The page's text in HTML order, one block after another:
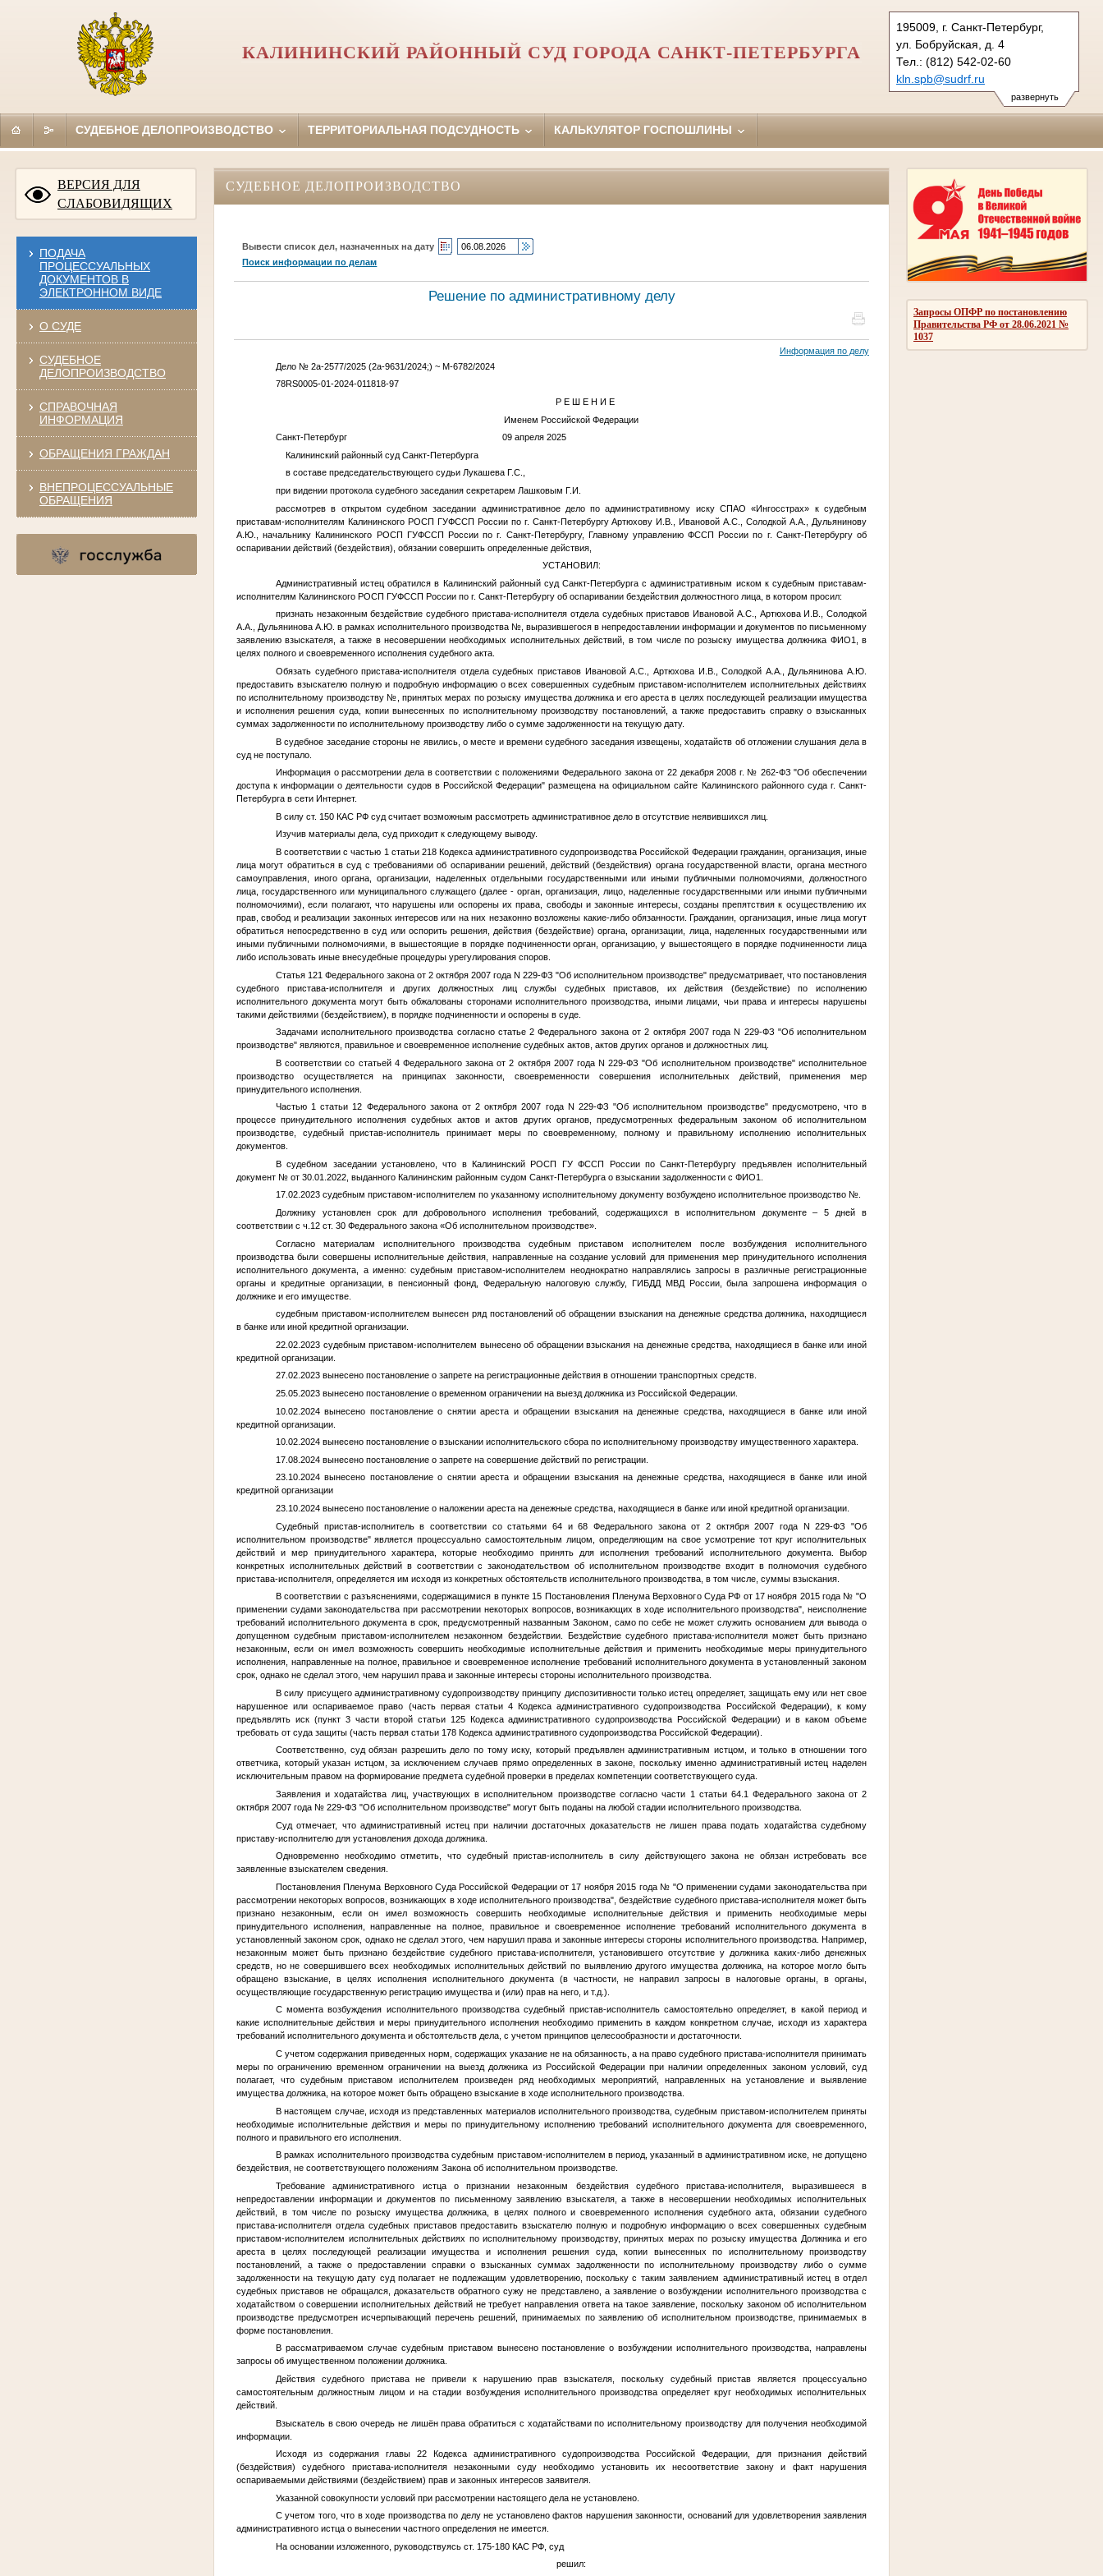
развернуть
195009, г. Санкт-Петербург,
ул. Бобруйская, д. 4
Тел.: (812) 542-02-60
kln.spb@sudrf.ru
показать на карте
КАЛИНИНСКИЙ РАЙОННЫЙ СУД ГОРОДА САНКТ-ПЕТЕРБУРГА
СУДЕБНОЕ ДЕЛОПРОИЗВОДСТВО ТЕРРИТОРИАЛЬНАЯ ПОДСУДНОСТЬ КАЛЬКУЛЯТОР ГОСПОШЛИНЫ
ВЕРСИЯ ДЛЯ
СЛАБОВИДЯЩИХ
ПОДАЧА
ПРОЦЕССУАЛЬНЫХ
ДОКУМЕНТОВ В
ЭЛЕКТРОННОМ ВИДЕ
О СУДЕ
СУДЕБНОЕ
ДЕЛОПРОИЗВОДСТВО
СПРАВОЧНАЯ
ИНФОРМАЦИЯ
ОБРАЩЕНИЯ ГРАЖДАН
ВНЕПРОЦЕССУАЛЬНЫЕ
ОБРАЩЕНИЯ
Запросы ОПФР по постановлению
Правительства РФ от 28.06.2021 №
1037
СУДЕБНОЕ ДЕЛОПРОИЗВОДСТВО
Вывести список дел, назначенных на дату
Поиск информации по делам
Решение по административному делу
Информация по делу
Дело № 2а-2577/2025 (2а-9631/2024;) ~ М-6782/2024
78RS0005-01-2024-011818-97
Р Е Ш Е Н И Е
Именем Российской Федерации
Санкт-Петербург 09 апреля 2025
Калининский районный суд Санкт-Петербурга
в составе председательствующего судьи Лукашева Г.С.,
при видении протокола судебного заседания секретарем Лашковым Г.И.
рассмотрев в открытом судебном заседании административное дело по административному иску СПАО «Ингосстрах» к судебным
приставам-исполнителям Калининского РОСП ГУФССП России по г. Санкт-ПетербургуАртюхову И.В. ,Ивановой А.С. ,Солодкой А.А.
Дульянинову
А.Ю.
, начальнику Калининского РОСП ГУФССП России по г. Санкт-Петербургу, Главному управлению ФССП России по г. Санкт-Петербургу об
оспаривании действий (бездействия), обязании совершить определенные действия,
УСТАНОВИЛ:
Административный истец обратился в Калининский районный суд Санкт-Петербурга с административным иском к судебным приставам-
исполнителям Калининского РОСП ГУФССП России по г. Санкт-Петербургу об оспаривании бездействия должностного лица, в котором просил:
признать незаконным бездействие судебного пристава-исполнителя отдела судебных приставов Ивановой А.С. Артюхова И.В. ,Солодкой
А.А.
Дульянинова А.Ю. в рамках исполнительного производства № , выразившегося в непредоставлении информации и документов по письменному
заявлению взыскателя, а также в несовершении необходимых исполнительных действий, в том числе по розыску имущества должника ФИО1
, в
целях полного и своевременного исполнения судебного акта.
Обязать судебного пристава-исполнителя отдела судебных приставов Ивановой А.С. Артюхова И.В. ,Солодкой А.А.
Дульянинова А.Ю.
предоставить взыскателю полную и подробную информацию о всех совершенных судебным приставом-исполнителем исполнительных действиях
по исполнительному производству № , принятых мерах по розыску имущества должника и его ареста в целях последующей реализации имущества
и исполнения решения суда, копии вынесенных по исполнительному производству постановлений, а также предоставить справку о взысканных
суммах задолженности по исполнительному производству либо о сумме задолженности на текущую дату.
В судебное заседание стороны не явились, о месте и времени судебного заседания извещены, ходатайств об отложении слушания дела в
суд не поступало.
Информация о рассмотрении дела в соответствии с положениями Федерального закона от 22 декабря 2008 г. № 262-ФЗ "Об обеспечении
доступа к информации о деятельности судов в Российской Федерации" размещена на официальном сайте Калининского районного суда г. Санкт-
Петербурга в сети Интернет.
В силу ст. 150 КАС РФ суд считает возможным рассмотреть административное дело в отсутствие неявившихся лиц.
Изучив материалы дела, суд приходит к следующему выводу.
В соответствии с частью 1 статьи 218 Кодекса административного судопроизводства Российской Федерации гражданин, организация, иные
лица могут обратиться в суд с требованиями об оспаривании решений, действий (бездействия) органа государственной власти, органа местного
самоуправления, иного органа, организации, наделенных отдельными государственными или иными публичными полномочиями, должностного
лица, государственного или муниципального служащего (далее - орган, организация, лицо, наделенные государственными или иными публичными
полномочиями), если полагают, что нарушены или оспорены их права, свободы и законные интересы, созданы препятствия к осуществлению их
прав, свобод и реализации законных интересов или на них незаконно возложены какие-либо обязанности. Гражданин, организация, иные лица могут
обратиться непосредственно в суд или оспорить решения, действия (бездействие) органа, организации, лица, наделенных государственными или
иными публичными полномочиями, в вышестоящие в порядке подчиненности орган, организацию, у вышестоящего в порядке подчиненности лица
либо использовать иные внесудебные процедуры урегулирования споров.
Статья 121 Федерального закона от 2 октября 2007 года N 229-ФЗ "Об исполнительном производстве" предусматривает, что постановления
судебного пристава-исполнителя и других должностных лиц службы судебных приставов, их действия (бездействие) по исполнению
исполнительного документа могут быть обжалованы сторонами исполнительного производства, иными лицами, чьи права и интересы нарушены
такими действиями (бездействием), в порядке подчиненности и оспорены в суде.
Задачами исполнительного производства согласно статье 2 Федерального закона от 2 октября 2007 года N 229-ФЗ "Об исполнительном
производстве" являются, правильное и своевременное исполнение судебных актов, актов других органов и должностных лиц.
В соответствии со статьей 4 Федерального закона от 2 октября 2007 года N 229-ФЗ "Об исполнительном производстве" исполнительное
производство осуществляется на принципах законности, своевременности совершения исполнительных действий, применения мер
принудительного исполнения.
Частью 1 статьи 12 Федерального закона от 2 октября 2007 года N 229-ФЗ "Об исполнительном производстве" предусмотрено, что в
процессе принудительного исполнения судебных актов и актов других органов, предусмотренных федеральным законом об исполнительном
производстве, судебный пристав-исполнитель принимает меры по своевременному, полному и правильному исполнению исполнительных
документов.
В судебном заседании установлено, что в Калининский РОСП ГУ ФССП России по Санкт-Петербургу предъявлен исполнительный
документ №от 30.01.2022, выданного Калининским районным судом Санкт-Петербурга о взыскании задолженности с ФИО1
17.02.2023 судебным приставом-исполнителем по указанному исполнительному документу возбуждено исполнительное производство №.
Должнику установлен срок для добровольного исполнения требований, содержащихся в исполнительном документе – 5 дней в
соответствии с ч.12 ст. 30 Федерального закона «Об исполнительном производстве».
Согласно материалам исполнительного производства судебным приставом исполнителем после возбуждения исполнительного
производства были совершены исполнительные действия, направленные на создание условий для применения мер принудительного исполнения
исполнительного документа, а именно: судебным приставом-исполнителем неоднократно направлялись запросы в различные регистрационные
органы и кредитные организации, в пенсионный фонд, Федеральную налоговую службу, ГИБДД МВД России, была запрошена информация о
должнике и его имуществе.
судебным приставом-исполнителем вынесен ряд постановлений об обращении взыскания на денежные средства должника, находящиеся
в банке или иной кредитной организации.
22.02.2023 судебным приставом-исполнителем вынесено об обращении взыскания на денежные средства, находящиеся в банке или иной
кредитной организации.
27.02.2023 вынесено постановление о запрете на регистрационные действия в отношении транспортных средств.
25.05.2023 вынесено постановление о временном ограничении на выезд должника из Российской Федерации.
10.02.2024 вынесено постановление о снятии ареста и обращении взыскания на денежные средства, находящиеся в банке или иной
кредитной организации.
10.02.2024 вынесено постановление о взыскании исполнительского сбора по исполнительному производству имущественного характера.
17.08.2024 вынесено постановление о запрете на совершение действий по регистрации.
23.10.2024 вынесено постановление о снятии ареста и обращении взыскания на денежные средства, находящиеся в банке или иной
кредитной организации
23.10.2024 вынесено постановление о наложении ареста на денежные средства, находящиеся в банке или иной кредитной организации.
Судебный пристав-исполнитель в соответствии со статьями 64 и 68 Федерального закона от 2 октября 2007 года N 229-ФЗ "Об
исполнительном производстве" является процессуально самостоятельным лицом, определяющим на свое усмотрение тот круг исполнительных
действий и мер принудительного характера, которые необходимо принять для исполнения требований исполнительного документа. Выбор
конкретных исполнительных действий в соответствии с законодательством об исполнительном производстве входит в полномочия судебного
пристава-исполнителя, определяется им исходя из конкретных обстоятельств исполнительного производства, в том числе, суммы взыскания.
В соответствии с разъяснениями, содержащимися в пункте 15 Постановления Пленума Верховного Суда РФ от 17 ноября 2015 года № "О
применении судами законодательства при рассмотрении некоторых вопросов, возникающих в ходе исполнительного производства", неисполнение
требований исполнительного документа в срок, предусмотренный названным Законом, само по себе не может служить основанием для вывода о
допущенном судебным приставом-исполнителем незаконном бездействии. Бездействие судебного пристава-исполнителя может быть признано
незаконным, если он имел возможность совершить необходимые исполнительные действия и применить необходимые меры принудительного
исполнения, направленные на полное, правильное и своевременное исполнение требований исполнительного документа в установленный законом
срок, однако не сделал этого, чем нарушил права и законные интересы стороны исполнительного производства.
В силу присущего административному судопроизводству принципу диспозитивности только истец определяет, защищать ему или нет свое
нарушенное или оспариваемое право (часть первая статьи 4 Кодекса административного судопроизводства Российской Федерации), к кому
предъявлять иск (пункт 3 части второй статьи 125 Кодекса административного судопроизводства Российской Федерации) и в каком объеме
требовать от суда защиты (часть первая статьи 178 Кодекса административного судопроизводства Российской Федерации).
Соответственно, суд обязан разрешить дело по тому иску, который предъявлен административным истцом, и только в отношении того
ответчика, который указан истцом, за исключением случаев прямо определенных в законе, поскольку именно административный истец наделен
исключительным правом на формирование предмета судебной проверки в пределах компетенции соответствующего суда.
Заявления и ходатайства лиц, участвующих в исполнительном производстве согласно части 1 статьи 64.1 Федерального закона от 2
октября 2007 года № 229-ФЗ "Об исполнительном производстве" могут быть поданы на любой стадии исполнительного производства.
Суд отмечает, что административный истец при наличии достаточных доказательств не лишен права подать ходатайства судебному
приставу-исполнителю для установления дохода должника.
Одновременно необходимо отметить, что судебный пристав-исполнитель в силу действующего закона не обязан истребовать все
заявленные взыскателем сведения.
Постановления Пленума Верховного Суда Российской Федерации от 17 ноября 2015 года № "О применении судами законодательства при
рассмотрении некоторых вопросов, возникающих в ходе исполнительного производства", бездействие судебного пристава-исполнителя может быть
признано незаконным, если он имел возможность совершить необходимые исполнительные действия и применить необходимые меры
принудительного исполнения, направленные на полное, правильное и своевременное исполнение требований исполнительного документа в
установленный законом срок, однако не сделал этого, чем нарушил права и законные интересы стороны исполнительного производства. Например,
незаконным может быть признано бездействие судебного пристава-исполнителя, установившего отсутствие у должника каких-либо денежных
средств, но не совершившего всех необходимых исполнительных действий по выявлению другого имущества должника, на которое могло быть
обращено взыскание, в целях исполнения исполнительного документа (в частности, не направил запросы в налоговые органы, в органы,
осуществляющие государственную регистрацию имущества и (или) прав на него, и т.д.).
С момента возбуждения исполнительного производства судебный пристав-исполнитель самостоятельно определяет, в какой период и
какие исполнительные действия и меры принудительного исполнения необходимо применить в каждом конкретном случае, исходя из характера
требований исполнительного документа и обстоятельств дела, с учетом принципов целесообразности и достаточности.
С учетом содержания приведенных норм, содержащих указание не на обязанность, а на право судебного пристава-исполнителя принимать
меры по ограничению временном ограничении на выезд должника из Российской Федерации при наличии определенных законом условий, суд
полагает, что судебным приставом исполнителем произведен ряд необходимых мероприятий, направленных на установление и выявление
имущества должника, на которое может быть обращено взыскание в ходе исполнительного производства.
В настоящем случае, исходя из представленных материалов исполнительного производства, судебным приставом-исполнителем приняты
необходимые исполнительные действия и меры по принудительному исполнению требований исполнительного документа для своевременного,
полного и правильного его исполнения.
В рамках исполнительного производства судебным приставом-исполнителем в период, указанный в административном иске, не допущено
бездействия, не соответствующего положениям Закона об исполнительном производстве.
Требование административного истца о признании незаконным бездействия судебного пристава-исполнителя, выразившееся в
непредоставлении информации и документов по письменному заявлению взыскателя, а также в несовершении необходимых исполнительных
действий, в том числе по розыску имущества должника, в целях полного и своевременного исполнения судебного акта, обязании судебного
пристава-исполнителя отдела судебных приставов предоставить взыскателю полную и подробную информацию о всех совершенных судебным
приставом-исполнителем исполнительных действиях по исполнительному производству, принятых мерах по розыску имущества Должника и его
ареста в целях последующей реализации имущества и исполнения решения суда, копии вынесенных по исполнительному производству
постановлений, а также о предоставлении справки о взысканных суммах задолженности по исполнительному производству либо о сумме
задолженности на текущую дату суд полагает не подлежащим удовлетворению, поскольку с таким заявлением административный истец в отдел
судебных приставов не обращался, доказательств обратного сужу не представлено, а заявление о возбуждении исполнительного производства с
ходатайством о совершении исполнительных действий не требует направления ответа на такое заявление, поскольку законом об исполнительном
производстве предусмотрен исчерпывающий перечень решений, принимаемых по заявлению об исполнительном производстве, принимаемых в
форме постановления.
В рассматриваемом случае судебным приставом вынесено постановление о возбуждении исполнительного производства, направлены
запросы об имущественном положении должника.
Действия судебного пристава не привели к нарушению прав взыскателя, поскольку судебный пристав является процессуально
самостоятельным должностным лицом и на стадии возбуждения исполнительного производства определяет круг необходимых исполнительных
действий.
Взыскатель в свою очередь не лишён права обратиться с ходатайствами по исполнительному производству для получения необходимой
информации.
Исходя из содержания главы 22 Кодекса административного судопроизводства Российской Федерации, для признания действий
(бездействия) судебного пристава-исполнителя незаконными суду необходимо установить их несоответствие закону и факт нарушения
оспариваемыми действиями (бездействием) прав и законных интересов заявителя.
Указанной совокупности условий при рассмотрении настоящего дела не установлено.
С учетом того, что в ходе производства по делу не установлено фактов нарушения законности, оснований для удовлетворения заявления
административного истца о вынесении частного определения не имеется.
На основании изложенного, руководствуясь ст. 175-180 КАС РФ, суд
решил: